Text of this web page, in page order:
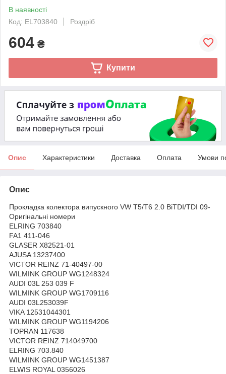
В наявності
Код: EL703840
Роздріб
604 ₴
Купити
Опис Характеристики Доставка Оплата Умови
Опис
Прокладка колектора випускного VW T5/T6 2.0 BiTDI/TDI 09-
Оригінальні номери
ELRING 703840
FA1 411-046
GLASER X82521-01
AJUSA 13237400
VICTOR REINZ 71-40497-00
WILMINK GROUP WG1248324
AUDI 03L 253 039 F
WILMINK GROUP WG1709116
AUDI 03L253039F
VIKA 12531044301
WILMINK GROUP WG1194206
TOPRAN 117638
VICTOR REINZ 714049700
ELRING 703.840
WILMINK GROUP WG1451387
ELWIS ROYAL 0356026